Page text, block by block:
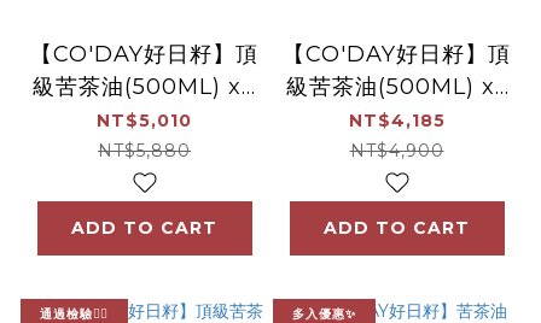
【CO'DAY好日籽】頂
級苦茶油(500ML) x6
瓶
NT$5,010
NT$5,880
ADD TO CART
【CO'DAY好日籽】頂
級苦茶油(500ML) x5
瓶
NT$4,185
NT$4,900
ADD TO CART
通過檢驗👍🏻 多入優惠✨